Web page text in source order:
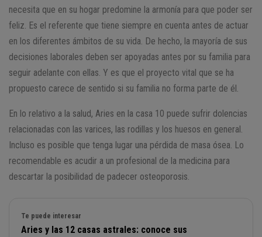
necesita que en su hogar predomine la armonía para que poder ser
feliz. Es el referente que tiene siempre en cuenta antes de actuar
en los diferentes ámbitos de su vida. De hecho, la mayoría de sus
decisiones laborales deben ser apoyadas antes por su familia para
seguir adelante con ellas. Y es que el proyecto vital que se ha
propuesto carece de sentido si su familia no forma parte de él.
En lo relativo a la salud, Aries en la casa 10 puede sufrir dolencias
relacionadas con las varices, las rodillas y los huesos en general.
Incluso es posible que tenga lugar una pérdida de masa ósea. Lo
recomendable es acudir a un profesional de la medicina para
descartar la posibilidad de padecer osteoporosis.
Te puede interesar
Aries y las 12 casas astrales: conoce sus